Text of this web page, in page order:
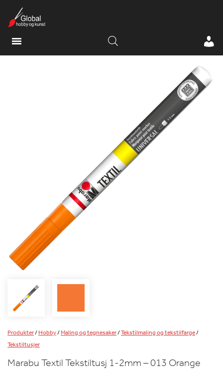
Produkter/Hobby/Maling og tegnesaker/Tekstilmaling og tekstilfarge/
Tekstiltusjer
Marabu Textil Tekstiltusj 1-2mm – 013 Orange